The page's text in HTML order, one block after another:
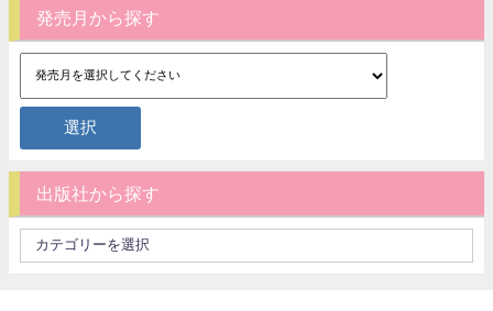
発売月から探す
出版社から探す